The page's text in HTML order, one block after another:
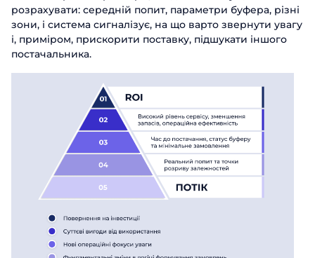
розрахувати: середній попит, параметри буфера, різні
зони, і система сигналізує, на що варто звернути увагу
і, приміром, прискорити поставку, підшукати іншого
постачальника.